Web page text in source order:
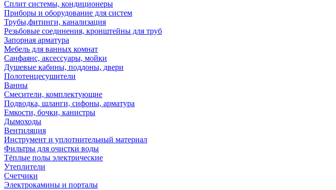
Сплит системы, кондиционеры
Приборы и оборудование для систем
Трубы,фитинги, канализация
Резьбовые соединения, кронштейны для труб
Запорная арматура
Мебель для ванных комнат
Санфаянс, аксессуары, мойки
Душевые кабины, поддоны, двери
Полотенцесушители
Ванны
Смесители, комплектующие
Подводка, шланги, сифоны, арматура
Емкости, бочки, канистры
Дымоходы
Вентиляция
Инструмент и уплотнительный материал
Фильтры для очистки воды
Тёплые полы электрические
Утеплители
Счетчики
Электрокамины и порталы